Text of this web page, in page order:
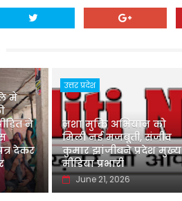
में
ने
देकर
उत्तर प्रदेश
नशा मुक्ति अभियान को
मिली नई मजबूती, संजीव
कुमार झांजीबने प्रदेश मुख्य
मीडिया प्रभारी
June 21, 2026